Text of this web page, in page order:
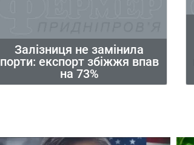
Залізниця не замінила
порти: експорт збіжжя впав
на 73%